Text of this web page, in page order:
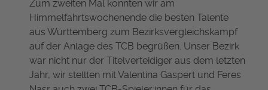
Zum zweiten Mal konnten wir am
Himmelfahrtswochenende die besten Talente
aus Württemberg zum Bezirksvergleichskampf
auf der Anlage des TCB begrüßen. Unser Bezirk
war nicht nur der Titelverteidiger aus dem letzten
Jahr, wir stellten mit Valentina Gaspert und Feres